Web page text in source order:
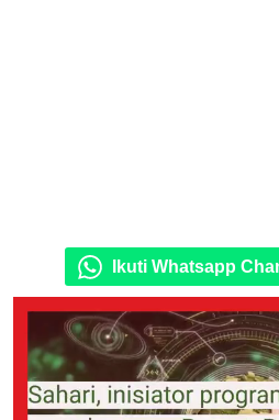
Ikuti Whatsapp